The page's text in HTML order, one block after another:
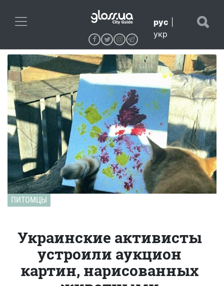
рус
укр
ПИТОМЦЫ
Украинские активисты
устроили аукцион
картин, нарисованных